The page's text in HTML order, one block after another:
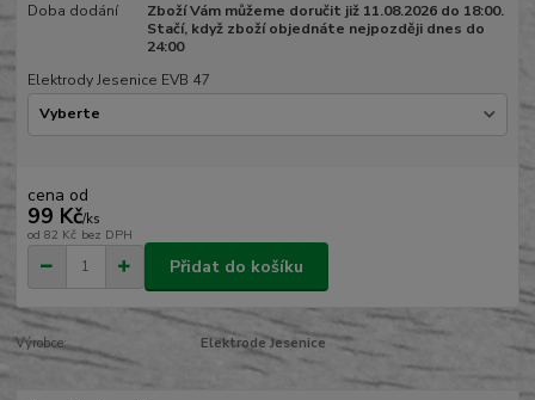
Doba dodání
Zboží Vám můžeme doručit již 11.08.2026 do 18:00.
Stačí, když zboží objednáte nejpozději dnes do
24:00
Elektrody Jesenice EVB 47
cena od
99 Kč/ks
od 82 Kč bez DPH
Přidat do košíku
Výrobce: Elektrode Jesenice